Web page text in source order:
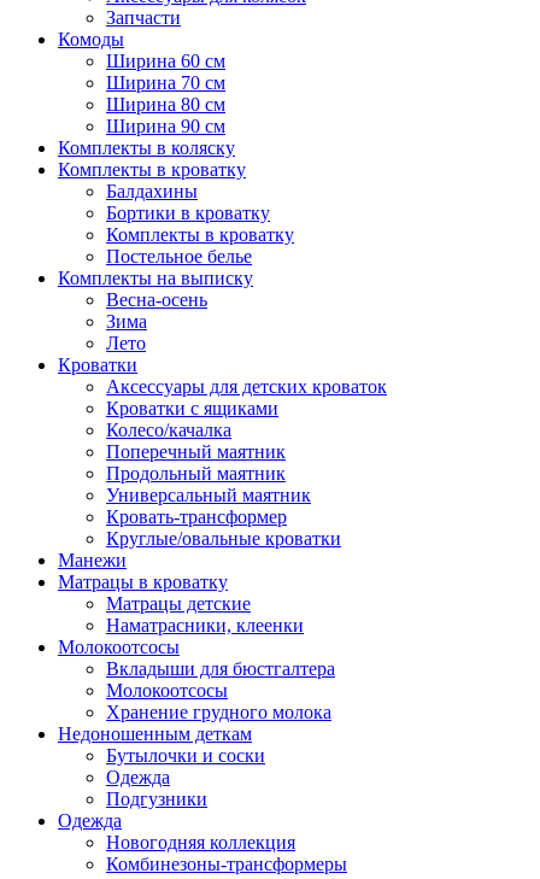
Запчасти
Комоды
Ширина 60 см
Ширина 70 см
Ширина 80 см
Ширина 90 см
Комплекты в коляску
Комплекты в кроватку
Балдахины
Бортики в кроватку
Комплекты в кроватку
Постельное белье
Комплекты на выписку
Весна-осень
Зима
Лето
Кроватки
Аксессуары для детских кроваток
Кроватки с ящиками
Колесо/качалка
Поперечный маятник
Продольный маятник
Универсальный маятник
Кровать-трансформер
Круглые/овальные кроватки
Манежи
Матрацы в кроватку
Матрацы детские
Наматрасники, клеенки
Молокоотсосы
Вкладыши для бюстгалтера
Молокоотсосы
Хранение грудного молока
Недоношенным деткам
Бутылочки и соски
Одежда
Подгузники
Одежда
Новогодняя коллекция
Комбинезоны-трансформеры